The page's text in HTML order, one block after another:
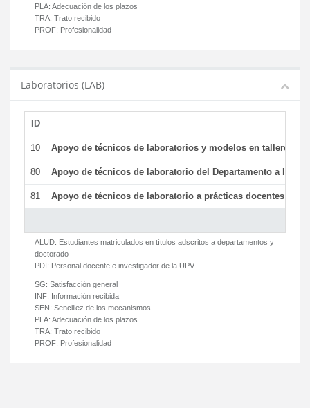
PLA: Adecuación de los plazos
TRA: Trato recibido
PROF: Profesionalidad
Laboratorios (LAB)
ID
10 Apoyo de técnicos de laboratorios y modelos en talleres/
80 Apoyo de técnicos de laboratorio del Departamento a la
81 Apoyo de técnicos de laboratorio a prácticas docentes y
ALUD: Estudiantes matriculados en títulos adscritos a departamentos y
doctorado
PDI: Personal docente e investigador de la UPV
SG: Satisfacción general
INF: Información recibida
SEN: Sencillez de los mecanismos
PLA: Adecuación de los plazos
TRA: Trato recibido
PROF: Profesionalidad